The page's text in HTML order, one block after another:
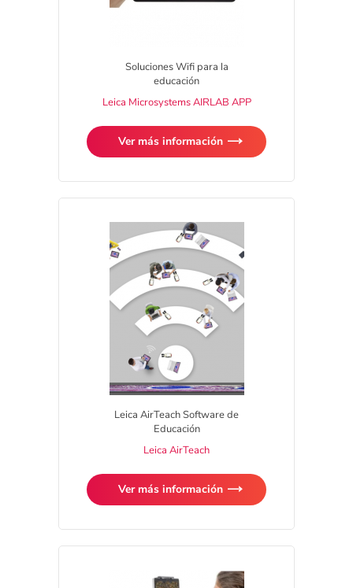
Soluciones Wifi para la
educación
Leica Microsystems AIRLAB APP
Ver más información
Leica AirTeach Software de
Educación
Leica AirTeach
Ver más información